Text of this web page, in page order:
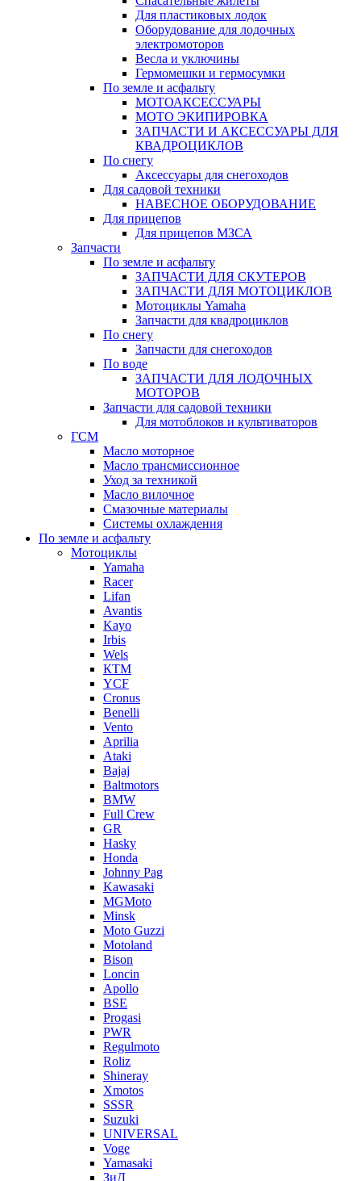
Для пластиковых лодок
Оборудование для лодочных
электромоторов
Весла и уключины
Гермомешки и гермосумки
По земле и асфальту
МОТОАКСЕССУАРЫ
МОТО ЭКИПИРОВКА
ЗАПЧАСТИ И АКСЕССУАРЫ ДЛЯ
КВАДРОЦИКЛОВ
По снегу
Аксессуары для снегоходов
Для садовой техники
НАВЕСНОЕ ОБОРУДОВАНИЕ
Для прицепов
Для прицепов МЗСА
Запчасти
По земле и асфальту
ЗАПЧАСТИ ДЛЯ СКУТЕРОВ
ЗАПЧАСТИ ДЛЯ МОТОЦИКЛОВ
Мотоциклы Yamaha
Запчасти для квадроциклов
По снегу
Запчасти для снегоходов
По воде
ЗАПЧАСТИ ДЛЯ ЛОДОЧНЫХ
МОТОРОВ
Запчасти для садовой техники
Для мотоблоков и культиваторов
ГСМ
Масло моторное
Масло трансмиссионное
Уход за техникой
Масло вилочное
Смазочные материалы
Системы охлаждения
По земле и асфальту
Мотоциклы
Yamaha
Racer
Lifan
Avantis
Kayo
Irbis
Wels
КТМ
YCF
Cronus
Benelli
Vento
Aprilia
Ataki
Bajaj
Baltmotors
BMW
Full Crew
GR
Hasky
Honda
Johnny Pag
Kawasaki
MGMoto
Minsk
Moto Guzzi
Motoland
Bison
Loncin
Apollo
BSE
Progasi
PWR
Regulmoto
Roliz
Shineray
Xmotos
SSSR
Suzuki
UNIVERSAL
Voge
Yamasaki
ЗиД